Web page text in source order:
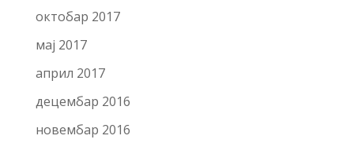
октобар 2017
мај 2017
април 2017
децембар 2016
новембар 2016